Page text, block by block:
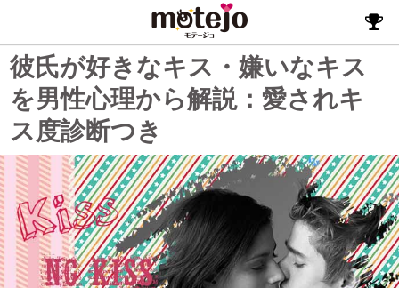
彼氏が好きなキス・嫌いなキス
を男性心理から解説：愛されキ
ス度診断つき